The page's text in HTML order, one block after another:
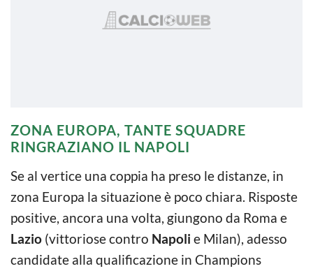
ZONA EUROPA, TANTE SQUADRE
RINGRAZIANO IL NAPOLI
Se al vertice una coppia ha preso le distanze, in
zona Europa la situazione è poco chiara. Risposte
positive, ancora una volta, giungono da Roma e
Lazio (vittoriose contro Napoli e Milan), adesso
candidate alla qualificazione in Champions